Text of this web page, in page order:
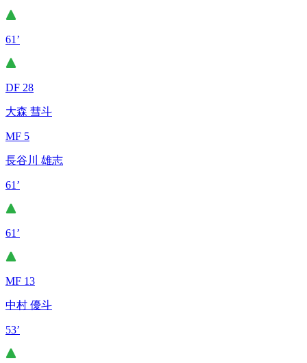
61’
DF 28
大森 彗斗
MF 5
長谷川 雄志
61’
61’
MF 13
中村 優斗
53’